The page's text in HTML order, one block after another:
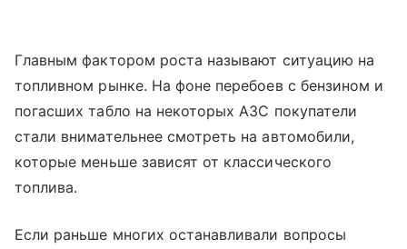
Главным фактором роста называют ситуацию на
топливном рынке. На фоне перебоев с бензином и
погасших табло на некоторых АЗС покупатели
стали внимательнее смотреть на автомобили,
которые меньше зависят от классического
топлива.
Если раньше многих останавливали вопросы